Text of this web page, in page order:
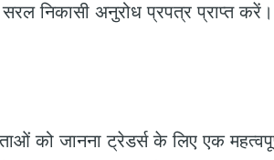
निकासी अनुरोध प्रपत्र प्राप्त करें।
को जानना ट्रेडर्स के लिए एक